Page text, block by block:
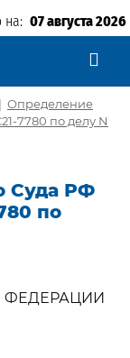
на: 07 августа 2026
| Определение
7780 по делу N
Суда РФ
по
ФЕДЕРАЦИИ